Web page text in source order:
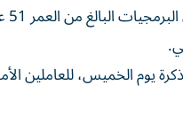
تقدم
يوم الخميس، للعاملين